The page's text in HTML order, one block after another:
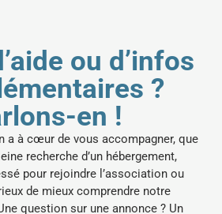
ou d’infos
?
en !
a à cœur de vous accompagner, que
recherche d’un hébergement,
pour rejoindre l’association ou
de mieux comprendre notre
question sur une annonce ? Un